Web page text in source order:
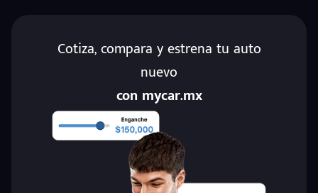
Cotiza, compara y estrena tu auto
nuevo
con mycar.mx